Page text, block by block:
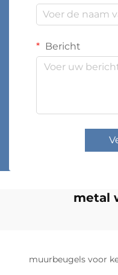
Bericht
metal
muurbeugels voor